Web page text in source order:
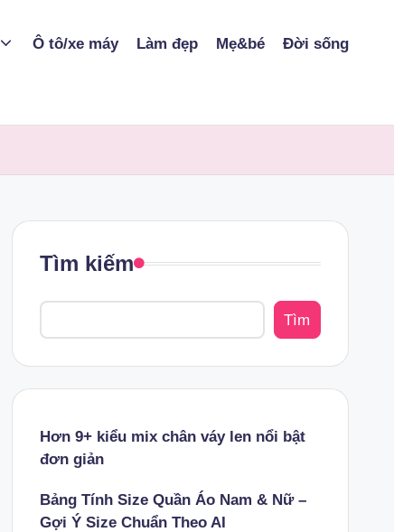
Ô tô/xe máy Làm đẹp Mẹ&bé Đời sống
Tìm kiếm
Tìm
Hơn 9+ kiểu mix chân váy len nổi bật
đơn giản
Bảng Tính Size Quần Áo Nam & Nữ –
Gợi Ý Size Chuẩn Theo AI